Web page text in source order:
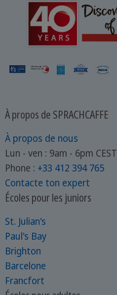
À propos de SPRACHCAFFE
À propos de nous
Lun - ven : 9am - 6pm CEST
Phone : +33 412 394 765
Contacte ton expert
Écoles pour les juniors
St. Julian's
Paul's Bay
Brighton
Barcelone
Francfort